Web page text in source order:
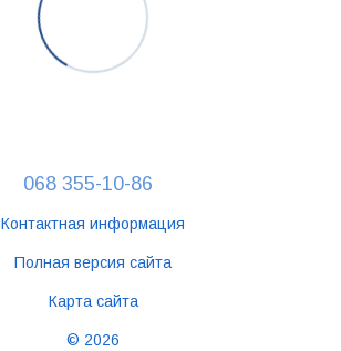
068 355-10-86
Контактная информация
Полная версия сайта
Карта сайта
© 2026